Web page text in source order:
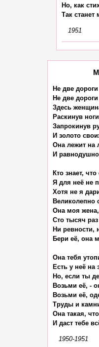
Но, как
1951
Не две дороги
Не две
Здесь
Раскинув
Запрокинув
И золото
Она лежит на
И
Кто знает,
Я для неё не
Хотя не я
Великолепно
Она моя
Сто тысяч
Ни ревности,
Бери её, она
Она тебя
Есть у неё на
Но, если ты
Возьми её, -
Возьми её,
Труды и
Она такая,
1950-1951